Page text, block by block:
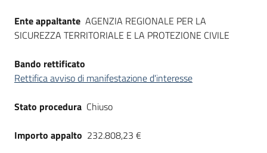
Ente appaltante AGENZIA REGIONALE PER LA
SICUREZZA TERRITORIALE E LA PROTEZIONE CIVILE
Bando rettificato
Rettifica avviso di manifestazione d'interesse
Stato procedura Chiuso
Importo appalto 232.808,23 €